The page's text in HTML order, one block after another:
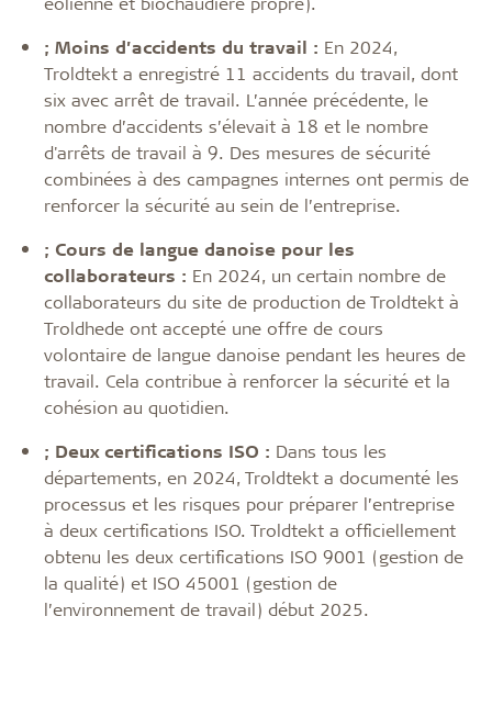
; Moins d’accidents du travail : En 2024,
Troldtekt a enregistré 11 accidents du travail, dont
six avec arrêt de travail. L’année précédente, le
nombre d’accidents s’élevait à 18 et le nombre
d'arrêts de travail à 9. Des mesures de sécurité
combinées à des campagnes internes ont permis de
renforcer la sécurité au sein de l’entreprise.
; Cours de langue danoise pour les
collaborateurs : En 2024, un certain nombre de
collaborateurs du site de production de Troldtekt à
Troldhede ont accepté une offre de cours
volontaire de langue danoise pendant les heures de
travail. Cela contribue à renforcer la sécurité et la
cohésion au quotidien.
; Deux certifications ISO : Dans tous les
départements, en 2024, Troldtekt a documenté les
processus et les risques pour préparer l’entreprise
à deux certifications ISO. Troldtekt a officiellement
obtenu les deux certifications ISO 9001 (gestion de
la qualité) et ISO 45001 (gestion de
l’environnement de travail) début 2025.